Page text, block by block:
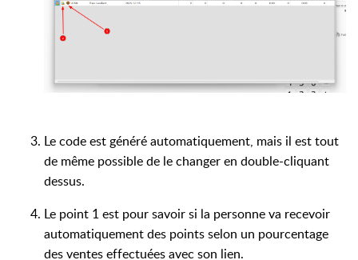
Le code est généré automatiquement, mais il est tout
de même possible de le changer en double-cliquant
dessus.
Le point 1 est pour savoir si la personne va recevoir
automatiquement des points selon un pourcentage
des ventes effectuées avec son lien.